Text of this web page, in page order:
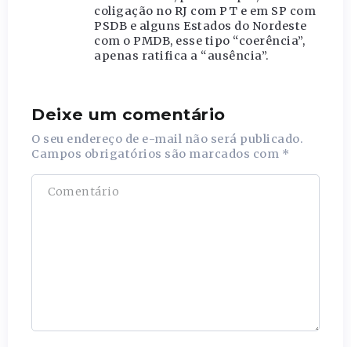
coligação no RJ com PT e em SP com
PSDB e alguns Estados do Nordeste
com o PMDB, esse tipo “coerência”,
apenas ratifica a “ausência”.
Deixe um comentário
O seu endereço de e-mail não será publicado.
Campos obrigatórios são marcados com *